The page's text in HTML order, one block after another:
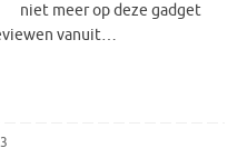
niet meer op deze gadget
vanuit…